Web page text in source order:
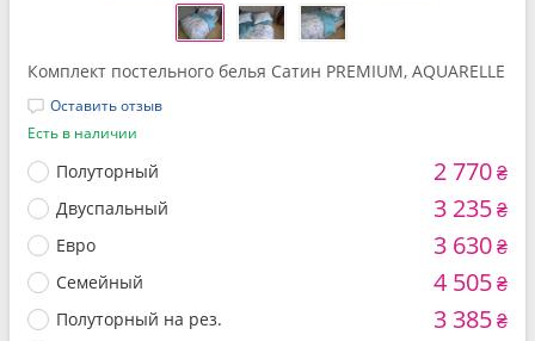
Комплект постельного белья Сатин PREMIUM, AQUARELLE
Оставить отзыв
Есть в наличии
Полуторный 2 770₴
Двуспальный 3 235₴
Евро 3 630₴
Семейный 4 505₴
Полуторный на рез. 3 385₴